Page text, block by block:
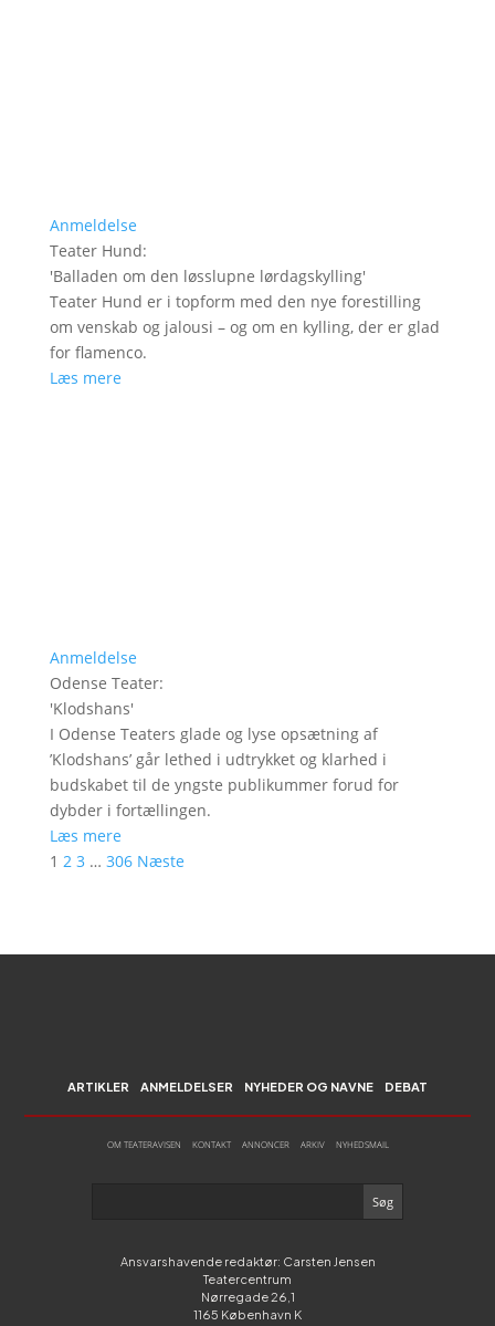
Anmeldelse
Teater Hund:
'Balladen om den løsslupne lørdagskylling'
Teater Hund er i topform med den nye forestilling
om venskab og jalousi – og om en kylling, der er glad
for flamenco.
Læs mere
Anmeldelse
Odense Teater:
'Klodshans'
I Odense Teaters glade og lyse opsætning af
’Klodshans’ går lethed i udtrykket og klarhed i
budskabet til de yngste publikummer forud for
dybder i fortællingen.
Læs mere
1 2 3 … 306 Næste
ARTIKLER ANMELDELSER NYHEDER OG NAVNE DEBAT
OM TEATERAVISEN KONTAKT ANNONCER ARKIV NYHEDSMAIL
Ansvarshavende redaktør: Carsten Jensen
Teatercentrum
Nørregade 26,1
1165 København K